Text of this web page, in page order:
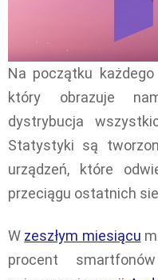
Na początku
który obrazuje
dystrybucja
Statystyki są
urządzeń, które
przeciągu ostatnich
W zeszłym miesiącu
procent